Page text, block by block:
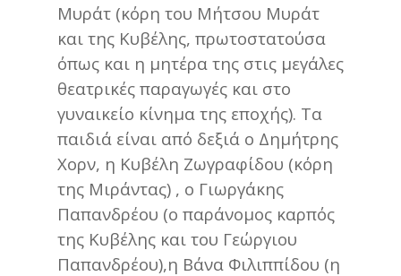
Μυράτ (κόρη του Μήτσου Μυράτ
και της Κυβέλης, πρωτοστατούσα
όπως και η μητέρα της στις μεγάλες
θεατρικές παραγωγές και στο
γυναικείο κίνημα της εποχής). Τα
παιδιά είναι από δεξιά ο Δημήτρης
Χορν, η Κυβέλη Ζωγραφίδου (κόρη
της Μιράντας) , ο Γιωργάκης
Παπανδρέου (ο παράνομος καρπός
της Κυβέλης και του Γεώργιου
Παπανδρέου),η Βάνα Φιλιππίδου (η